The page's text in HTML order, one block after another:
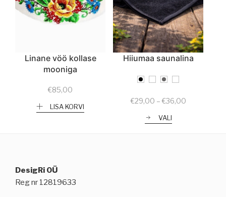
Linane vöö kollase
mooniga
€85,00
LISA KORVI
Hiiumaa saunalina
€29,00 – €36,00Price
VALI
DesigRi OÜ
Reg nr 12819633